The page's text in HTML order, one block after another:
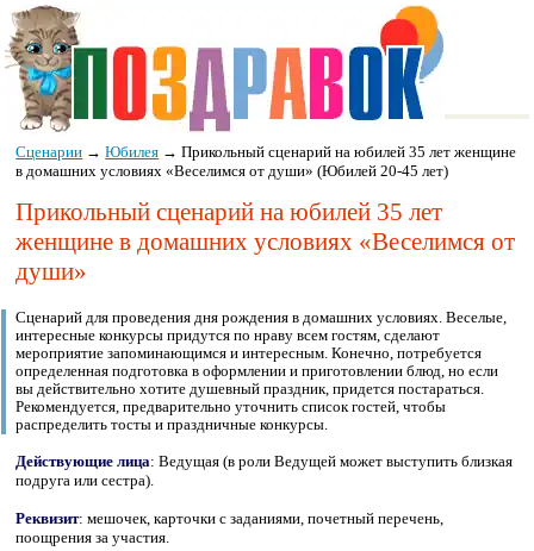
Сценарии →Юбилея →Прикольный сценарий на юбилей 35 лет женщине
в домашних условиях «Веселимся от души» (Юбилей 20-45 лет)
Прикольный сценарий на юбилей 35 лет
женщине в домашних условиях «Веселимся от
души»
Сценарий для проведения дня рождения в домашних условиях. Веселые,
интересные конкурсы придутся по нраву всем гостям, сделают
мероприятие запоминающимся и интересным. Конечно, потребуется
определенная подготовка в оформлении и приготовлении блюд, но если
вы действительно хотите душевный праздник, придется постараться.
Рекомендуется, предварительно уточнить список гостей, чтобы
распределить тосты и праздничные конкурсы.
Действующие лица: Ведущая (в роли Ведущей может выступить близкая
подруга или сестра).
Реквизит: мешочек, карточки с заданиями, почетный перечень,
поощрения за участия.